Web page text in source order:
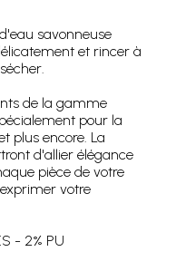
savonneuse
et rincer à
de la gamme
pour la
plus encore. La
d'allier élégance
pièce de votre
votre
- 2% PU